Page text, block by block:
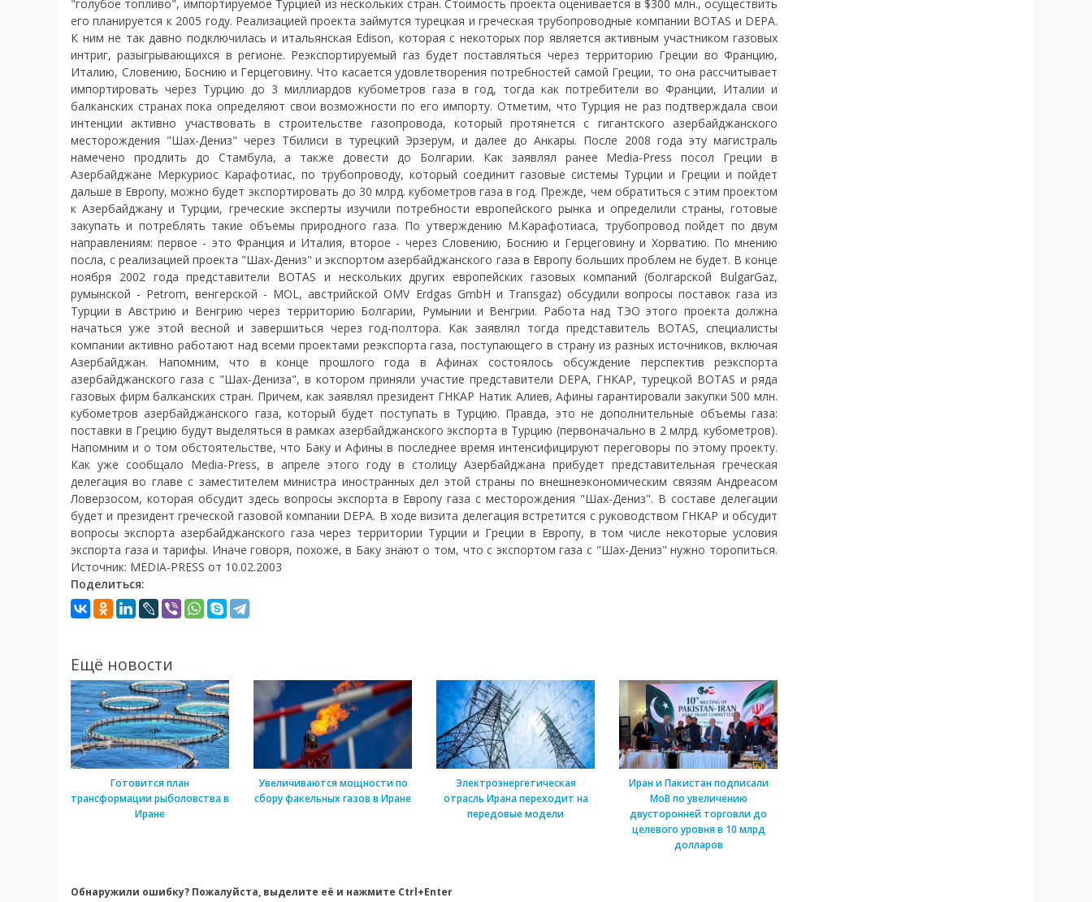
"голубое топливо", импортируемое Турцией из нескольких стран. Стоимость проекта оценивается в $300 млн., осуществить
его планируется к 2005 году. Реализацией проекта займутся турецкая и греческая трубопроводные компании BOTAS и DEPA.
К ним не так давно подключилась и итальянская Edison, которая с некоторых пор является активным участником газовых
интриг, разыгрывающихся в регионе. Реэкспортируемый газ будет поставляться через территорию Греции во Францию,
Италию, Словению, Боснию и Герцеговину. Что касается удовлетворения потребностей самой Греции, то она рассчитывает
импортировать через Турцию до 3 миллиардов кубометров газа в год, тогда как потребители во Франции, Италии и
балканских странах пока определяют свои возможности по его импорту. Отметим, что Турция не раз подтверждала свои
интенции активно участвовать в строительстве газопровода, который протянется с гигантского азербайджанского
месторождения "Шах-Дениз" через Тбилиси в турецкий Эрзерум, и далее до Анкары. После 2008 года эту магистраль
намечено продлить до Стамбула, а также довести до Болгарии. Как заявлял ранее Media-Press посол Греции в
Азербайджане Меркуриос Карафотиас, по трубопроводу, который соединит газовые системы Турции и Греции и пойдет
дальше в Европу, можно будет экспортировать до 30 млрд. кубометров газа в год. Прежде, чем обратиться с этим проектом
к Азербайджану и Турции, греческие эксперты изучили потребности европейского рынка и определили страны, готовые
закупать и потреблять такие объемы природного газа. По утверждению М.Карафотиаса, трубопровод пойдет по двум
направлениям: первое - это Франция и Италия, второе - через Словению, Боснию и Герцеговину и Хорватию. По мнению
посла, с реализацией проекта "Шах-Дениз" и экспортом азербайджанского газа в Европу больших проблем не будет. В конце
ноября 2002 года представители BOTAS и нескольких других европейских газовых компаний (болгарской BulgarGaz,
румынской - Petrom, венгерской - MOL, австрийской OMV Erdgas GmbH и Transgaz) обсудили вопросы поставок газа из
Турции в Австрию и Венгрию через территорию Болгарии, Румынии и Венгрии. Работа над ТЭО этого проекта должна
начаться уже этой весной и завершиться через год-полтора. Как заявлял тогда представитель BOTAS, специалисты
компании активно работают над всеми проектами реэкспорта газа, поступающего в страну из разных источников, включая
Азербайджан. Напомним, что в конце прошлого года в Афинах состоялось обсуждение перспектив реэкспорта
азербайджанского газа с "Шах-Дениза", в котором приняли участие представители DEPA, ГНКАР, турецкой BOTAS и ряда
газовых фирм балканских стран. Причем, как заявлял президент ГНКАР Натик Алиев, Афины гарантировали закупки 500 млн.
кубометров азербайджанского газа, который будет поступать в Турцию. Правда, это не дополнительные объемы газа:
поставки в Грецию будут выделяться в рамках азербайджанского экспорта в Турцию (первоначально в 2 млрд. кубометров).
Напомним и о том обстоятельстве, что Баку и Афины в последнее время интенсифицируют переговоры по этому проекту.
Как уже сообщало Media-Press, в апреле этого году в столицу Азербайджана прибудет представительная греческая
делегация во главе с заместителем министра иностранных дел этой страны по внешнеэкономическим связям Андреасом
Ловерзосом, которая обсудит здесь вопросы экспорта в Европу газа с месторождения "Шах-Дениз". В составе делегации
будет и президент греческой газовой компании DEPA. В ходе визита делегация встретится с руководством ГНКАР и обсудит
вопросы экспорта азербайджанского газа через территории Турции и Греции в Европу, в том числе некоторые условия
экспорта газа и тарифы. Иначе говоря, похоже, в Баку знают о том, что с экспортом газа с "Шах-Дениз" нужно торопиться.
Источник: MEDIA-PRESS от 10.02.2003
Поделиться:
Ещё новости
Готовится план
трансформации рыболовства в
Иране
Увеличиваются мощности по
сбору факельных газов в Иране
Электроэнергетическая
отрасль Ирана переходит на
передовые модели
Иран и Пакистан подписали
МоВ по увеличению
двусторонней торговли до
целевого уровня в 10 млрд
долларов
Обнаружили ошибку? Пожалуйста, выделите её и нажмите Ctrl+Enter